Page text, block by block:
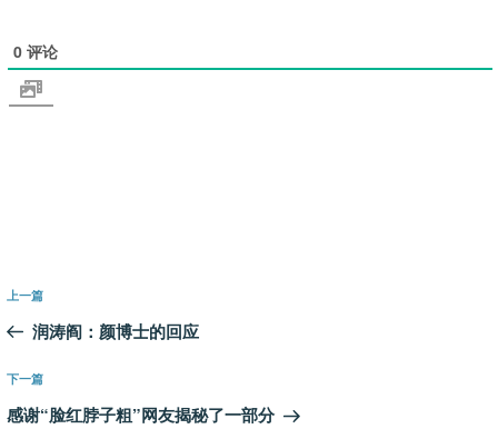
0 评论
文
导
航
上
一
文
章
上一篇
润涛阎：颜博士的回应
下
一
下一篇
感谢“脸红脖子粗”网友揭秘了一部分